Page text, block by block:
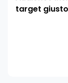
target giusto